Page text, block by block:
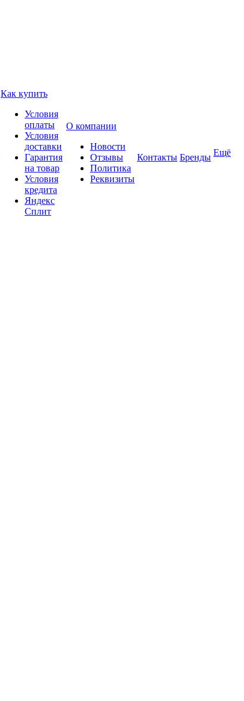
Как купить
Условия
оплаты
Условия
доставки
Гарантия
на товар
Условия
кредита
Яндекс
Сплит
О компании
Новости
Отзывы
Политика
Реквизиты
Контакты Бренды Ещё